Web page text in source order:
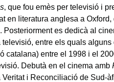
, que fou emès per televisió i
en literatura anglesa a Oxford,
Posteriorment es dedicà al
entre els quals alguns
catalana) entre el 1998 i el
Debutà en el cinema amb
i Reconciliació de Sud-